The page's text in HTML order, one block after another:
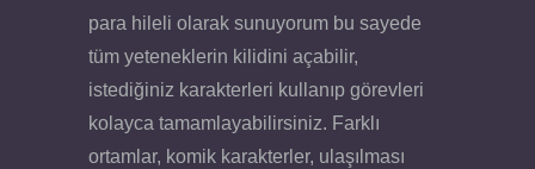
para hileli olarak sunuyorum bu sayede
tüm yeteneklerin kilidini açabilir,
istediğiniz karakterleri kullanıp görevleri
kolayca tamamlayabilirsiniz. Farklı
ortamlar, komik karakterler, ulaşılması